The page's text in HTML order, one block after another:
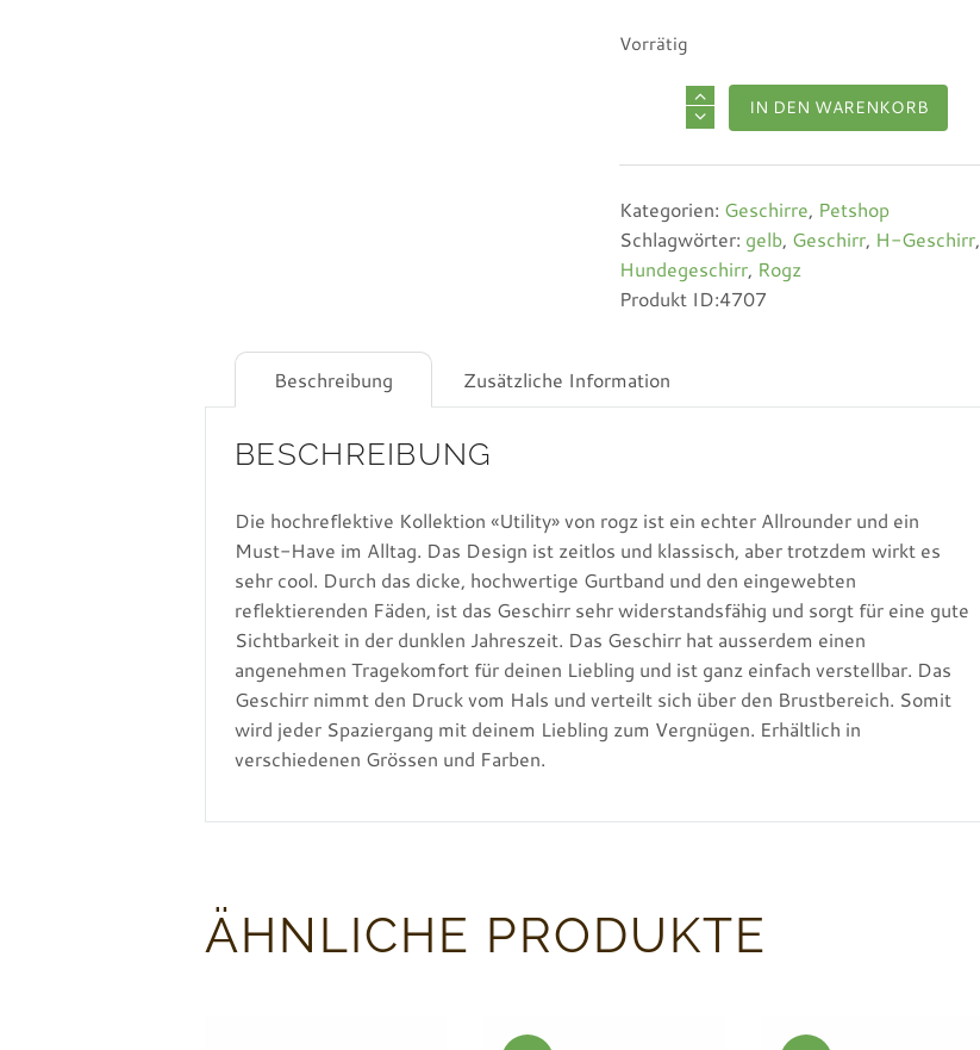
Vorrätig
IN DEN WARENKORB
Kategorien: Geschirre, Petshop
Schlagwörter: gelb, Geschirr, H-Geschirr,
Hundegeschirr, Rogz
Produkt ID:4707
Beschreibung Zusätzliche Information
BESCHREIBUNG
Die hochreflektive Kollektion «Utility» von rogz ist ein echter Allrounder und ein
Must-Have im Alltag. Das Design ist zeitlos und klassisch, aber trotzdem wirkt es
sehr cool. Durch das dicke, hochwertige Gurtband und den eingewebten
reflektierenden Fäden, ist das Geschirr sehr widerstandsfähig und sorgt für eine gute
Sichtbarkeit in der dunklen Jahreszeit. Das Geschirr hat ausserdem einen
angenehmen Tragekomfort für deinen Liebling und ist ganz einfach verstellbar. Das
Geschirr nimmt den Druck vom Hals und verteilt sich über den Brustbereich. Somit
wird jeder Spaziergang mit deinem Liebling zum Vergnügen. Erhältlich in
verschiedenen Grössen und Farben.
ÄHNLICHE PRODUKTE